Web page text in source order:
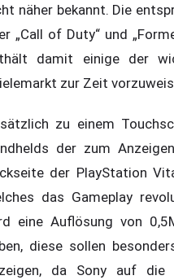
näher bekannt. Die
„Call of Duty“ und
damit einige der
zur Zeit
zu einem
der zum
der PlayStation
das Gameplay
eine Auflösung von
diese sollen
da Sony auf die